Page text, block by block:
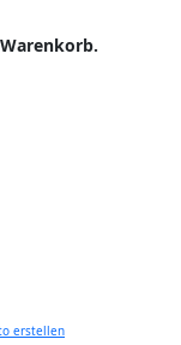
erstellen